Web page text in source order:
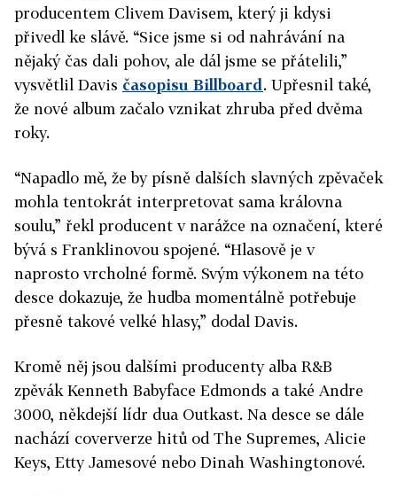
producentem Clivem Davisem, který ji kdysi
přivedl ke slávě. “Sice jsme si od nahrávání na
nějaký čas dali pohov, ale dál jsme se přátelili,”
vysvětlil Davis časopisu Billboard. Upřesnil také,
že nové album začalo vznikat zhruba před dvěma
roky.
“Napadlo mě, že by písně dalších slavných zpěvaček
mohla tentokrát interpretovat sama královna
soulu,” řekl producent v narážce na označení, které
bývá s Franklinovou spojené. “Hlasově je v
naprosto vrcholné formě. Svým výkonem na této
desce dokazuje, že hudba momentálně potřebuje
přesně takové velké hlasy,” dodal Davis.
Kromě něj jsou dalšími producenty alba R&B
zpěvák Kenneth Babyface Edmonds a také Andre
3000, někdejší lídr dua Outkast. Na desce se dále
nachází coververze hitů od The Supremes, Alicie
Keys, Etty Jamesové nebo Dinah Washingtonové.